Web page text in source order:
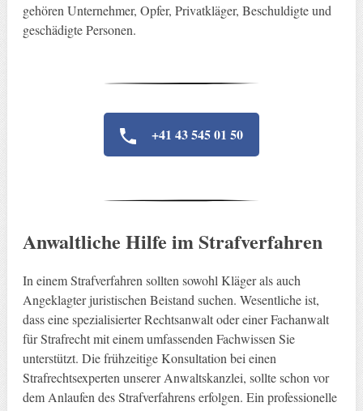
gehören Unternehmer, Opfer, Privatkläger, Beschuldigte und
geschädigte Personen.
+41 43 545 01 50
Anwaltliche Hilfe im Strafverfahren
In einem Strafverfahren sollten sowohl Kläger als auch
Angeklagter juristischen Beistand suchen. Wesentliche ist,
dass eine spezialisierter Rechtsanwalt oder einer Fachanwalt
für Strafrecht mit einem umfassenden Fachwissen Sie
unterstützt. Die frühzeitige Konsultation bei einen
Strafrechtsexperten unserer Anwaltskanzlei, sollte schon vor
dem Anlaufen des Strafverfahrens erfolgen. Ein professionelle